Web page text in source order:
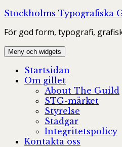
Hoppa
innehåll
Stockholms Typografiska
För god form, typografi,
Meny och widgets
Startsidan
Om gillet
About The Guild
STG-märket
Styrelse
Stadgar
Integritetspolicy
Kontakta oss